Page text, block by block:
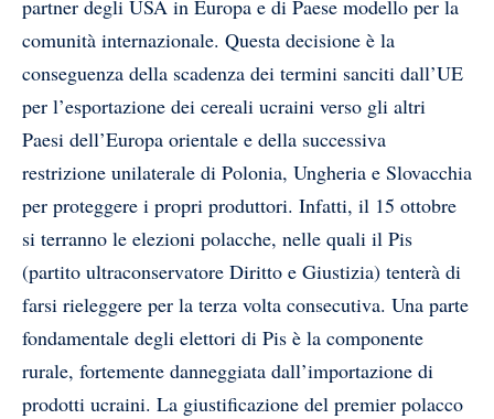
partner degli USA in Europa e di Paese modello per la
comunità internazionale. Questa decisione è la
conseguenza della scadenza dei termini sanciti dall’UE
per l’esportazione dei cereali ucraini verso gli altri
Paesi dell’Europa orientale e della successiva
restrizione unilaterale di Polonia, Ungheria e Slovacchia
per proteggere i propri produttori. Infatti, il 15 ottobre
si terranno le elezioni polacche, nelle quali il Pis
(partito ultraconservatore Diritto e Giustizia) tenterà di
farsi rieleggere per la terza volta consecutiva. Una parte
fondamentale degli elettori di Pis è la componente
rurale, fortemente danneggiata dall’importazione di
prodotti ucraini. La giustificazione del premier polacco